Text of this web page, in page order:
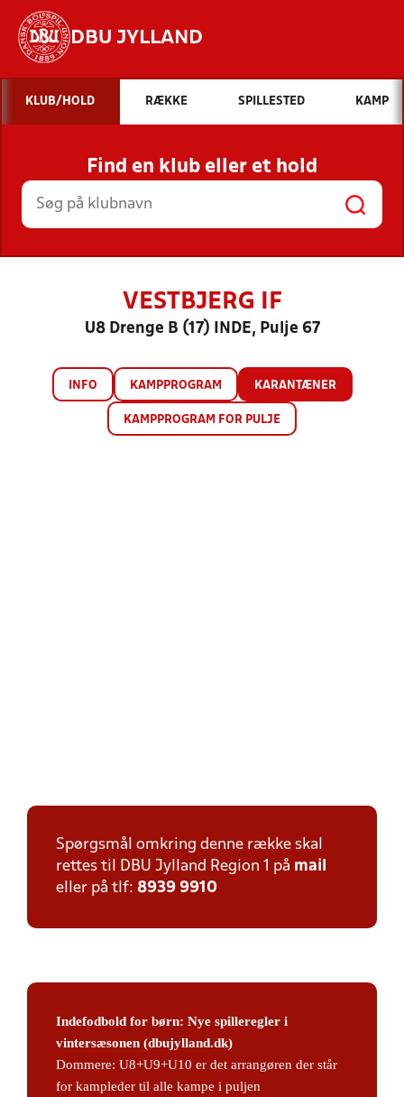
DBU JYLLAND
Hvad vil du søge efter?
INDHOLD OG NYHEDER
STILLINGER, RESULTATER, KLUBBER OG
HOLD
KLUB/HOLD RÆKKE SPILLESTED KAMP
Find en klub eller et hold
VESTBJERG IF
U8 Drenge B (17) INDE, Pulje 67
INFO KAMPPROGRAM KARANTÆNER
KAMPPROGRAM FOR PULJE
Spørgsmål omkring denne række skal
rettes til DBU Jylland Region 1 på mail
eller på tlf: 8939 9910
Indefodbold for børn: Nye spilleregler i
vintersæsonen (dbujylland.dk)
Dommere: U8+U9+U10 er det arrangøren der står
for kampleder til alle kampe i puljen